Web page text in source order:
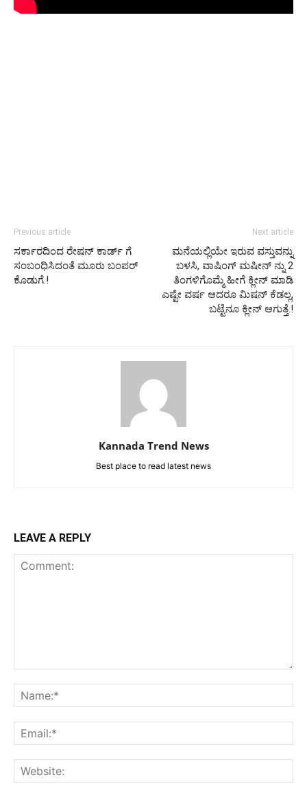
Previous article
ಸರ್ಕಾರದಿಂದ ರೇಷನ್ ಕಾರ್ಡ್ ಗೆ
ಸಂಬಂಧಿಸಿದಂತೆ ಮೂರು ಬಂಪರ್
ಕೊಡುಗೆ.!
Next article
ಮನೆಯಲ್ಲಿಯೇ ಇರುವ ವಸ್ತುವನ್ನು
ಬಳಸಿ, ವಾಷಿಂಗ್ ಮಷೀನ್ ನ್ನು 2
ತಿಂಗಳಿಗೊಮ್ಮೆ ಹೀಗೆ ಕ್ಲೀನ್ ಮಾಡಿ
ಎಷ್ಟೇ ವರ್ಷ ಆದರೂ ಮಿಷನ್ ಕೆಡಲ್ಲ,
ಬಟ್ಟೆನೂ ಕ್ಲೀನ್ ಆಗುತ್ತೆ.!
Kannada Trend News
Best place to read latest news
LEAVE A REPLY